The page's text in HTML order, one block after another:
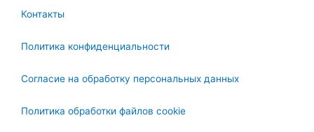
Контакты
Политика конфиденциальности
Согласие на обработку персональных данных
Политика обработки файлов cookie